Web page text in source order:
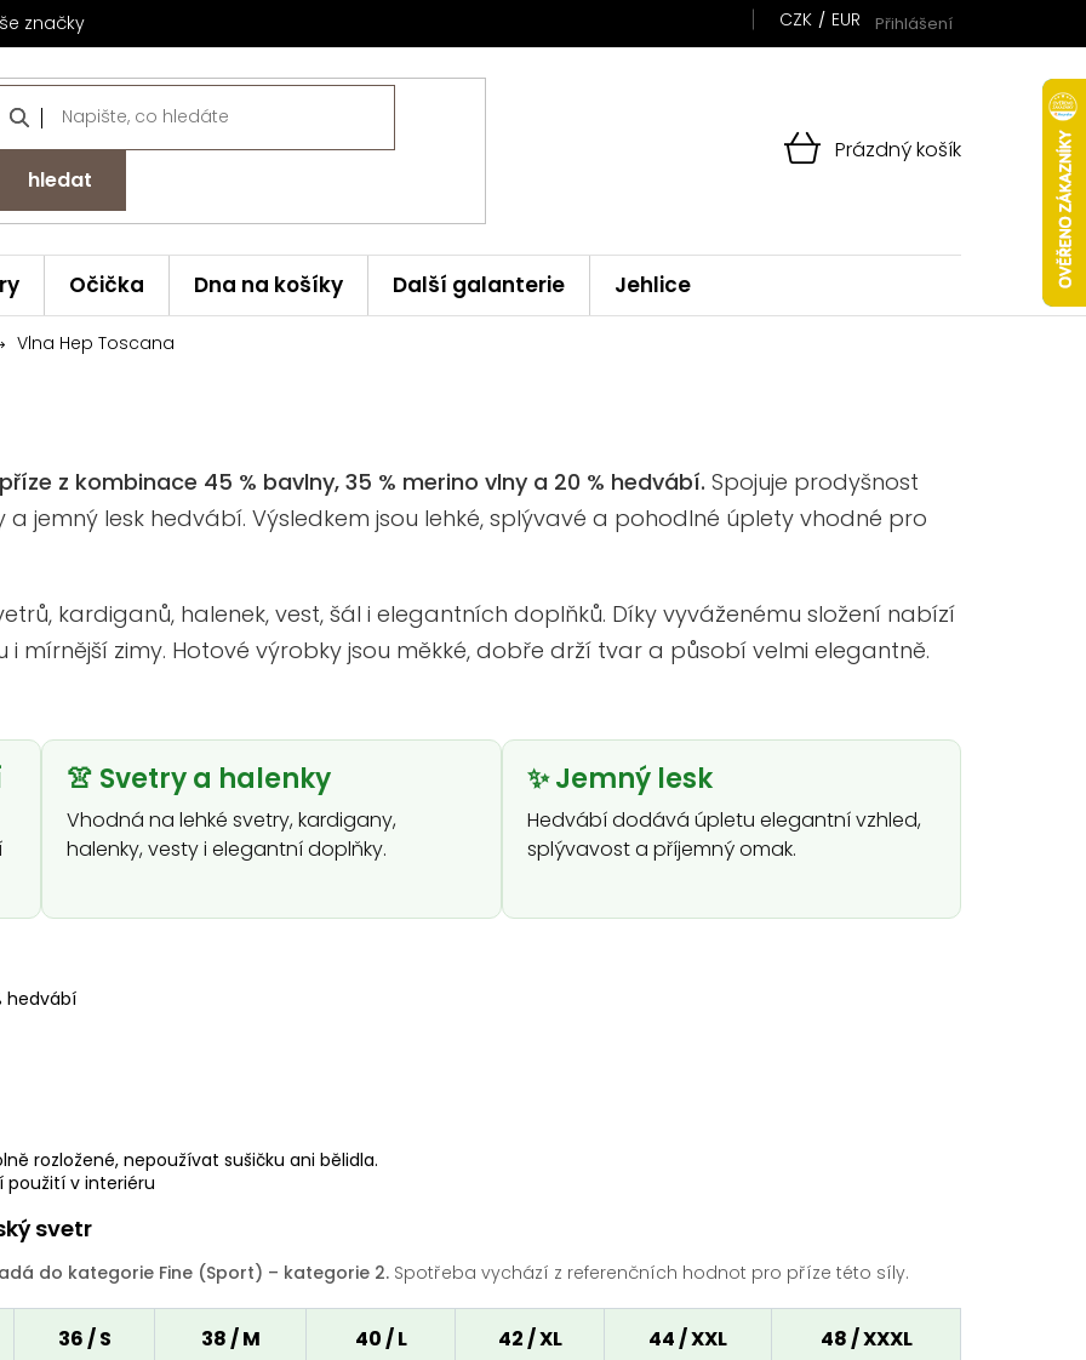
značky CZK EUR Přihlášení
hledat
NÁKUPNÍ
Prázdný košík
Očička Dna na košíky Další galanterie Jehlice
Vlna Hep Toscana
z kombinace 45 % bavlny, 35 % merino vlny a 20 % hedvábí. Spojuje prodyšnost
a jemný lesk hedvábí. Výsledkem jsou lehké, splývavé a pohodlné úplety vhodné pro
kardiganů, halenek, vest, šál i elegantních doplňků. Díky vyváženému složení nabízí
mírnější zimy. Hotové výrobky jsou měkké, dobře drží tvar a působí velmi elegantně.
👚 Svetry a halenky
Vhodná na lehké svetry, kardigany,
halenky, vesty i elegantní doplňky.
✨ Jemný lesk
Hedvábí dodává úpletu elegantní vzhled,
splývavost a příjemný omak.
hedvábí
rozložené, nepoužívat sušičku ani bělidla.
použití v interiéru
svetr
do kategorie Fine (Sport) – kategorie 2. Spotřeba vychází z referenčních hodnot pro příze této síly.
36 / S 38 / M 40 / L 42 / XL 44 / XXL 48 / XXXL